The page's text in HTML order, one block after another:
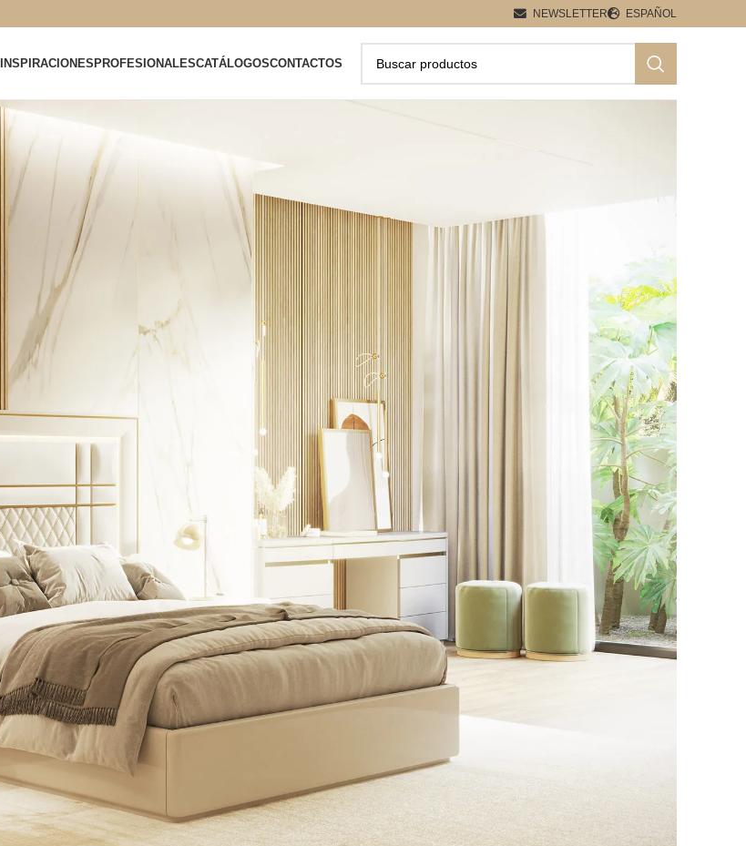
NEWSLETTER ESPAÑOL
INSPIRACIONES PROFESIONALESCATÁLOGOSCONTACTOS